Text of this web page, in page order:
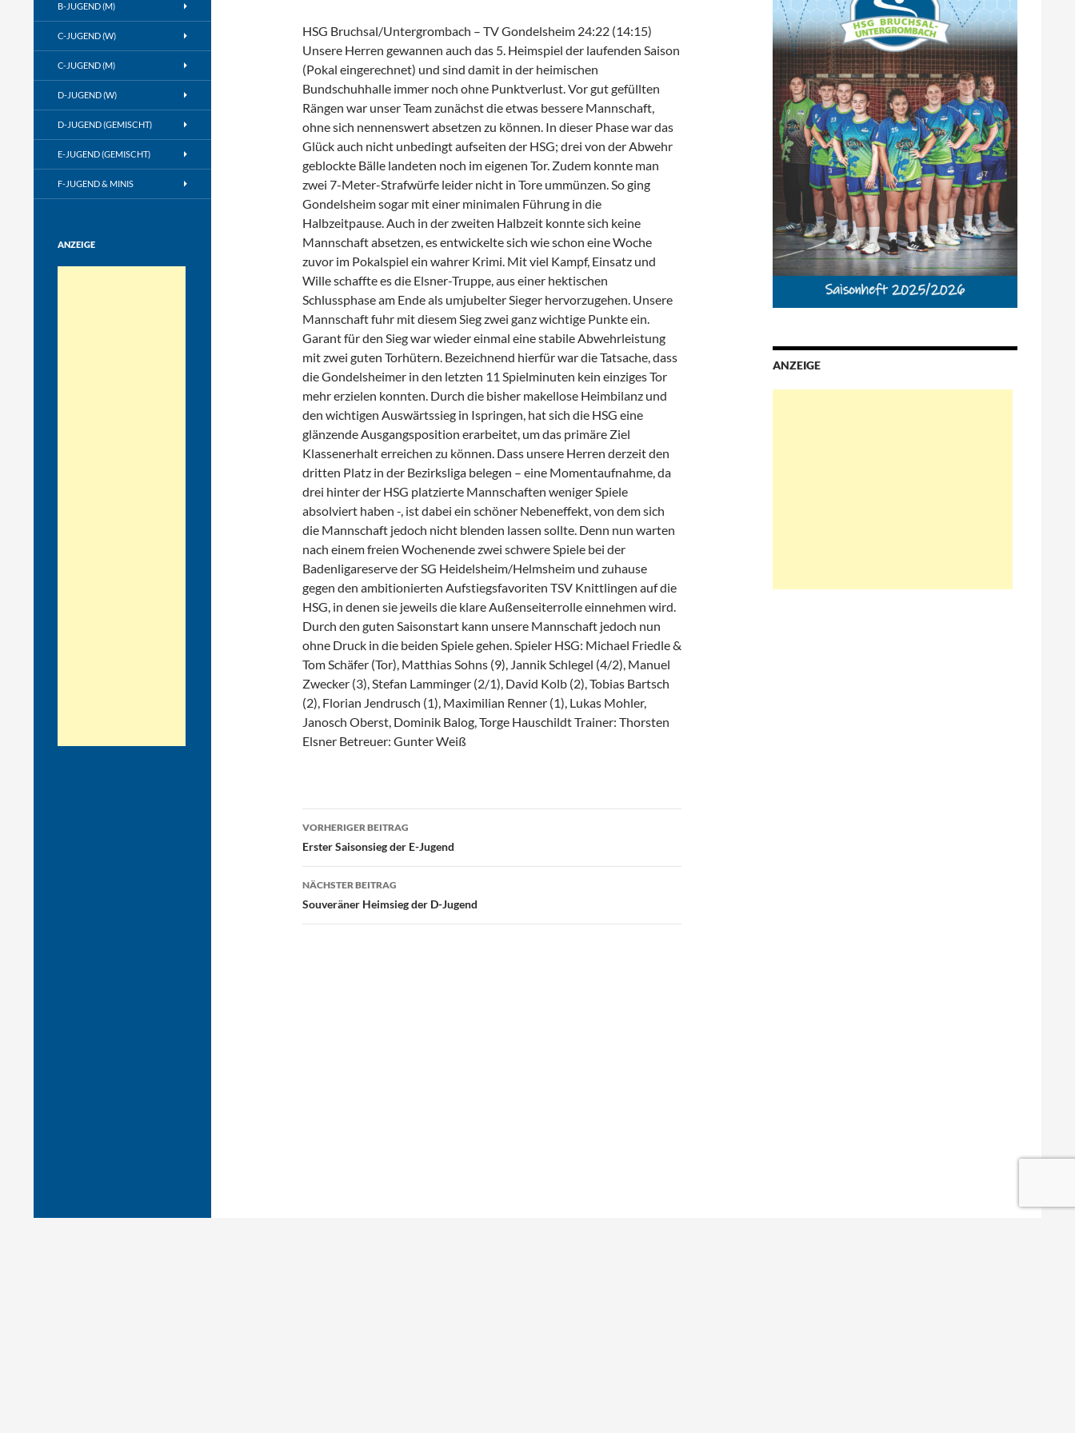
HSG Bruchsal/Untergrombach – TV Gondelsheim 24:22 (14:15)
Unsere Herren gewannen auch das 5. Heimspiel der laufenden Saison
(Pokal eingerechnet) und sind damit in der heimischen
Bundschuhhalle immer noch ohne Punktverlust. Vor gut gefüllten
Rängen war unser Team zunächst die etwas bessere Mannschaft,
ohne sich nennenswert absetzen zu können. In dieser Phase war das
Glück auch nicht unbedingt aufseiten der HSG; drei von der Abwehr
geblockte Bälle landeten noch im eigenen Tor. Zudem konnte man
zwei 7-Meter-Strafwürfe leider nicht in Tore ummünzen. So ging
Gondelsheim sogar mit einer minimalen Führung in die
Halbzeitpause. Auch in der zweiten Halbzeit konnte sich keine
Mannschaft absetzen, es entwickelte sich wie schon eine Woche
zuvor im Pokalspiel ein wahrer Krimi. Mit viel Kampf, Einsatz und
Wille schaffte es die Elsner-Truppe, aus einer hektischen
Schlussphase am Ende als umjubelter Sieger hervorzugehen. Unsere
Mannschaft fuhr mit diesem Sieg zwei ganz wichtige Punkte ein.
Garant für den Sieg war wieder einmal eine stabile Abwehrleistung
mit zwei guten Torhütern. Bezeichnend hierfür war die Tatsache, dass
die Gondelsheimer in den letzten 11 Spielminuten kein einziges Tor
mehr erzielen konnten. Durch die bisher makellose Heimbilanz und
den wichtigen Auswärtssieg in Ispringen, hat sich die HSG eine
glänzende Ausgangsposition erarbeitet, um das primäre Ziel
Klassenerhalt erreichen zu können. Dass unsere Herren derzeit den
dritten Platz in der Bezirksliga belegen – eine Momentaufnahme, da
drei hinter der HSG platzierte Mannschaften weniger Spiele
absolviert haben -, ist dabei ein schöner Nebeneffekt, von dem sich
die Mannschaft jedoch nicht blenden lassen sollte. Denn nun warten
nach einem freien Wochenende zwei schwere Spiele bei der
Badenligareserve der SG Heidelsheim/Helmsheim und zuhause
gegen den ambitionierten Aufstiegsfavoriten TSV Knittlingen auf die
HSG, in denen sie jeweils die klare Außenseiterrolle einnehmen wird.
Durch den guten Saisonstart kann unsere Mannschaft jedoch nun
ohne Druck in die beiden Spiele gehen. Spieler HSG: Michael Friedle &
Tom Schäfer (Tor), Matthias Sohns (9), Jannik Schlegel (4/2), Manuel
Zwecker (3), Stefan Lamminger (2/1), David Kolb (2), Tobias Bartsch
(2), Florian Jendrusch (1), Maximilian Renner (1), Lukas Mohler,
Janosch Oberst, Dominik Balog, Torge Hauschildt Trainer: Thorsten
Elsner Betreuer: Gunter Weiß
Beitragsnavigation
VORHERIGER BEITRAG
Erster Saisonsieg der E-Jugend
NÄCHSTER BEITRAG
Souveräner Heimsieg der D-Jugend
ANZEIGE
B-JUGEND (M)
C-JUGEND (W)
C-JUGEND (M)
D-JUGEND (W)
D-JUGEND (GEMISCHT)
E-JUGEND (GEMISCHT)
F-JUGEND & MINIS
ANZEIGE